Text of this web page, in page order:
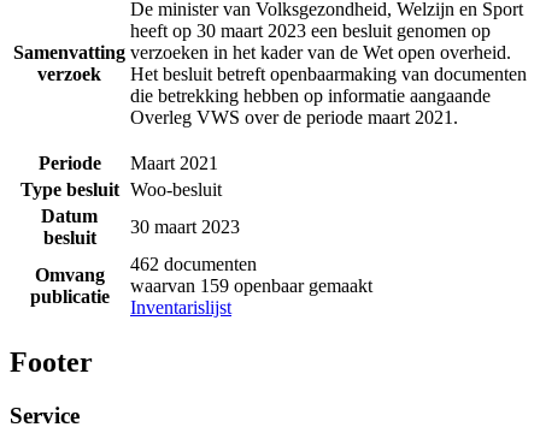
Samenvatting
verzoek
De minister van Volksgezondheid, Welzijn en Sport
heeft op 30 maart 2023 een besluit genomen op
verzoeken in het kader van de Wet open overheid.
Het besluit betreft openbaarmaking van documenten
die betrekking hebben op informatie aangaande
Overleg VWS over de periode maart 2021.
Periode
Maart 2021
Type besluit Woo-besluit
Datum
besluit
30 maart 2023
Omvang
publicatie
462 documenten
waarvan 159 openbaar gemaakt
Inventarislijst
Footer
Service